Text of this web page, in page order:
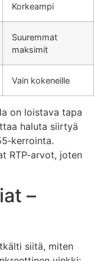
Korkeampi
Suuremmat
maksimit
Vain kokeneille
on loistava tapa
haluta siirtyä
RTP‑arvot, joten
–
siitä, miten